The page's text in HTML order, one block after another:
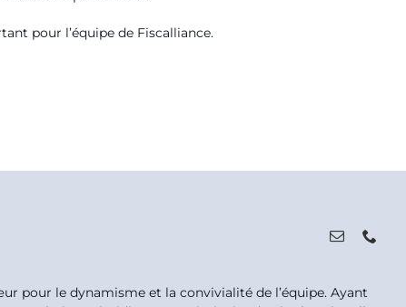
pour l’équipe de Fiscalliance.
pour le dynamisme et la convivialité de l’équipe. Ayant